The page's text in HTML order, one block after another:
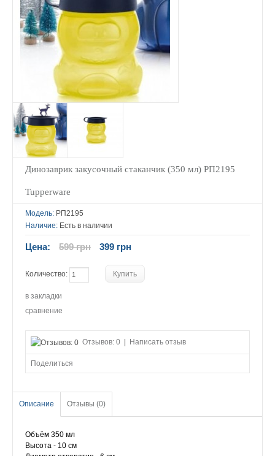
Динозаврик закусочный стаканчик (350 мл) РП2195
Tupperware
Модель: РП2195
Наличие: Есть в наличии
Цена: 599 грн 399 грн
Количество:
в закладки
сравнение
Отзывов: 0 Написать отзыв
Поделиться
Описание Отзывы (0)
Объём 350 мл
Высота - 10 см